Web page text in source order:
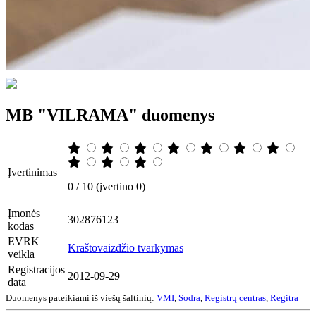
MB "VILRAMA" duomenys
Įvertinimas
0 / 10 (įvertino 0)
Įmonės
kodas
302876123
EVRK
veikla
Kraštovaizdžio tvarkymas
Registracijos
data
2012-09-29
Duomenys pateikiami iš viešų šaltinių: VMI Sodra Registrų centras Regitra